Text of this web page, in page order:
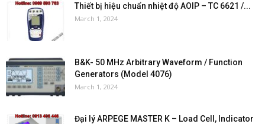
Thiết bị hiệu chuẩn nhiệt độ AOIP – TC 6621 /...
March 1, 2024
B&K- 50 MHz Arbitrary Waveform / Function
Generators (Model 4076)
March 1, 2024
Đại lý ARPEGE MASTER K – Load Cell, Indicator